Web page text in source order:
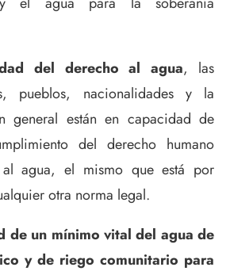
del derecho al agua, las
pueblos, nacionalidades y la
general están en capacidad de
del derecho humano
al agua, el mismo que está por
otra norma legal.
de un mínimo vital del agua de
y de riego comunitario para